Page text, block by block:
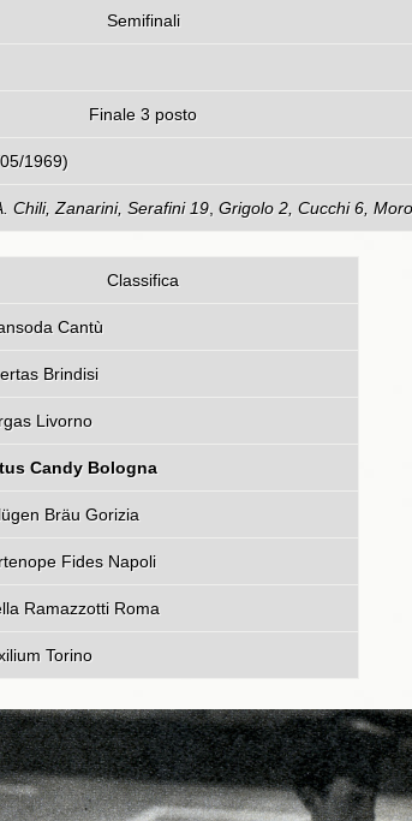
Semifinali
- Virtus Candy
Finale 3 posto
Bologna (15/05/1969)
Chili, Zanarini, Serafini 19 Grigolo 2, Cucchi 6 ,
Classifica
Cantù
Brindisi
Livorno
Candy Bologna
Bräu Gorizia
Fides Napoli
Ramazzotti Roma
Torino